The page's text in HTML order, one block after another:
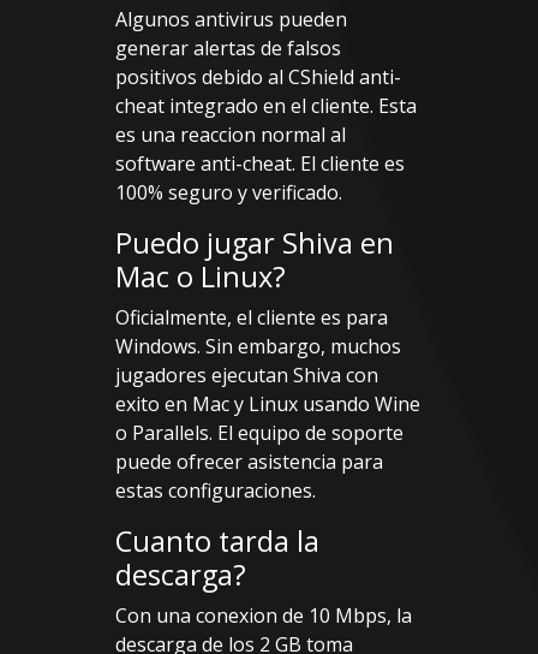
Algunos antivirus pueden
generar alertas de falsos
positivos debido al CShield anti-
cheat integrado en el cliente. Esta
es una reaccion normal al
software anti-cheat. El cliente es
100% seguro y verificado.
Puedo jugar Shiva en
Mac o Linux?
Oficialmente, el cliente es para
Windows. Sin embargo, muchos
jugadores ejecutan Shiva con
exito en Mac y Linux usando Wine
o Parallels. El equipo de soporte
puede ofrecer asistencia para
estas configuraciones.
Cuanto tarda la
descarga?
Con una conexion de 10 Mbps, la
descarga de los 2 GB toma